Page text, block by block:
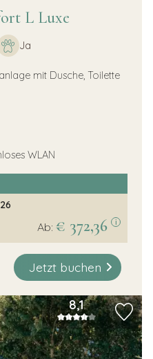
L Luxe
Ja
mit Dusche, Toilette
WLAN
Ab: € 372,36 i
Jetzt buchen
8,1